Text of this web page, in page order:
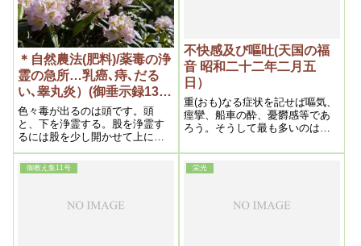
＊自然農法(肥料)/薬毒の浄
霊の急所…乳癌､痔､だる
い､睾丸炎）(御垂示録13号
昭和27年9月1日④)
色々毒が出るのは頭です。頭
と、下を浄霊する。股を浄霊す
るには股を少し開かせて上に向
かって霊が行く様にするので
す。そうするとずっと効きま
す。それは肛門と陰部の間にオ
開いている。それで肛門に行く
不快感及び嘔吐(天国の福
音 昭和二十二年二月五
日）
重(おも)なる症状を記せば嘔気、
痙攣、船車の酔、憂欝感等であ
ろう。そうして最も多いのは嘔
血に因る胃の反射作用と高熱、
食物中毒、薬剤中毒、溜飲、幽
御教え集11号 栄光